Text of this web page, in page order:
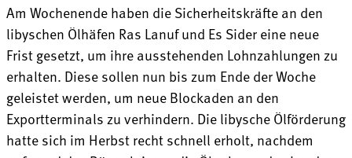
Am Wochenende haben die Sicherheitskräfte an den
libyschen Ölhäfen Ras Lanuf und Es Sider eine neue
Frist gesetzt, um ihre ausstehenden Lohnzahlungen zu
erhalten. Diese sollen nun bis zum Ende der Woche
geleistet werden, um neue Blockaden an den
Exportterminals zu verhindern. Die libysche Ölförderung
hatte sich im Herbst recht schnell erholt, nachdem